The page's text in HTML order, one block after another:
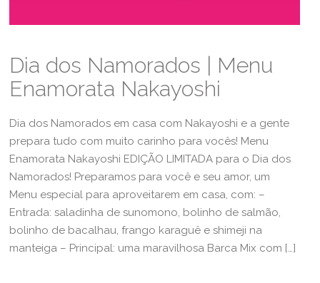
Dia dos Namorados | Menu
Enamorata Nakayoshi
Dia dos Namorados em casa com Nakayoshi e a gente
prepara tudo com muito carinho para vocês! Menu
Enamorata Nakayoshi EDIÇÃO LIMITADA para o Dia dos
Namorados! Preparamos para você e seu amor, um
Menu especial para aproveitarem em casa, com: –
Entrada: saladinha de sunomono, bolinho de salmão,
bolinho de bacalhau, frango karaguê e shimeji na
manteiga – Principal: uma maravilhosa Barca Mix com […]